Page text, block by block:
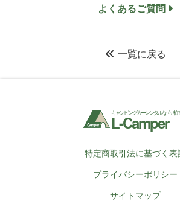
よくあるご質問
一覧に戻る
キャンピングカーレンタルなら柏
L-Camper
特定商取引法に基づく表
プライバシーポリシー
サイトマップ